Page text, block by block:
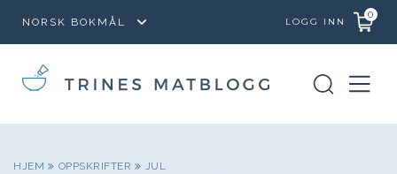
LOGG INN
0
HJEM OPPSKRIFTER JUL